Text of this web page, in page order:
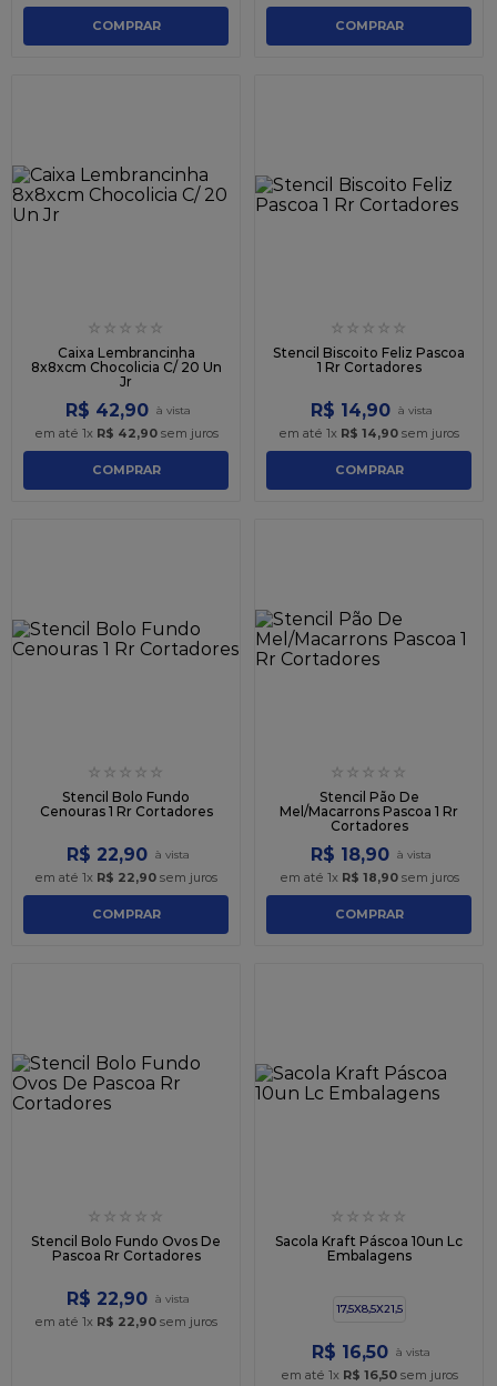
COMPRAR COMPRAR
☆ ☆ ☆ ☆ ☆
Caixa Lembrancinha
8x8xcm Chocolicia C/ 20 Un
Jr
R$ 42,90
em até 1x R$ 42,90sem juros
COMPRAR
☆ ☆ ☆ ☆ ☆
Stencil Biscoito Feliz Pascoa
1 Rr Cortadores
R$ 14,90
em até 1x R$ 14,90 sem juros
COMPRAR
☆ ☆ ☆ ☆ ☆
Stencil Bolo Fundo
Cenouras 1 Rr Cortadores
R$ 22,90
em até 1x R$ 22,90 sem juros
COMPRAR
☆ ☆ ☆ ☆ ☆
Stencil Pão De
Mel/Macarrons Pascoa 1 Rr
Cortadores
R$ 18,90
em até 1x R$ 18,90sem juros
COMPRAR
☆ ☆ ☆ ☆ ☆
Stencil Bolo Fundo Ovos De
Pascoa Rr Cortadores
R$ 22,90
em até 1x R$ 22,90 sem juros
☆ ☆ ☆ ☆ ☆
Sacola Kraft Páscoa 10un Lc
Embalagens
17,5X8,5X21,5
R$ 16,50
em até 1x R$ 16,50sem juros